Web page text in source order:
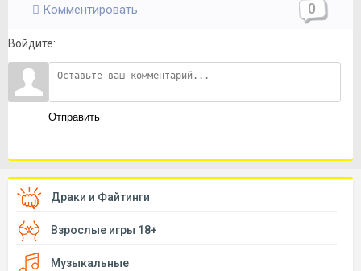
Комментировать 0
Войдите:
Отправить
Драки и Файтинги
Взрослые игры 18+
Музыкальные